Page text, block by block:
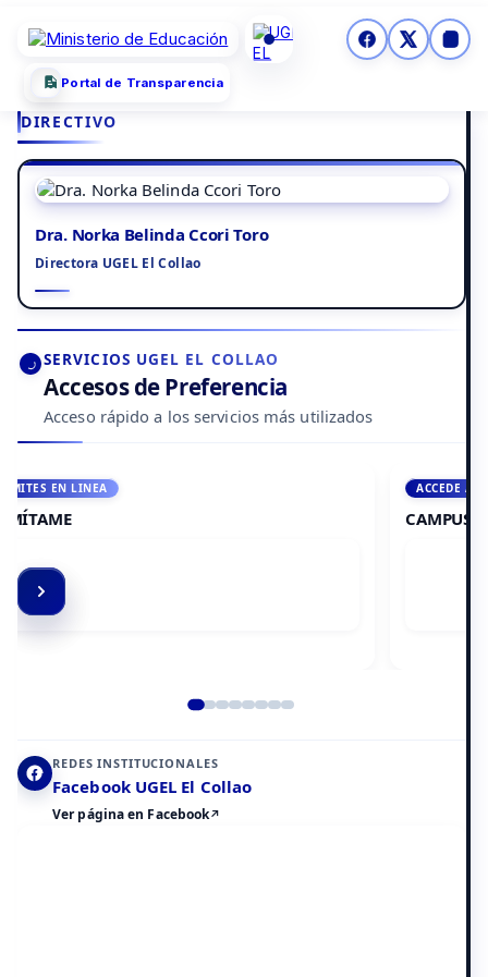
Portal de Transparencia
DIRECTIVO
Dra. Norka Belinda Ccori Toro
Directora UGEL El Collao
SERVICIOS UGEL EL COLLAO
Accesos de Preferencia
Acceso rápido a los servicios más utilizados
ACCEDE A AULA VIRTUAL
CAMPUS VIRTUAL
REDES INSTITUCIONALES
Facebook UGEL El Collao
Ver página en Facebook